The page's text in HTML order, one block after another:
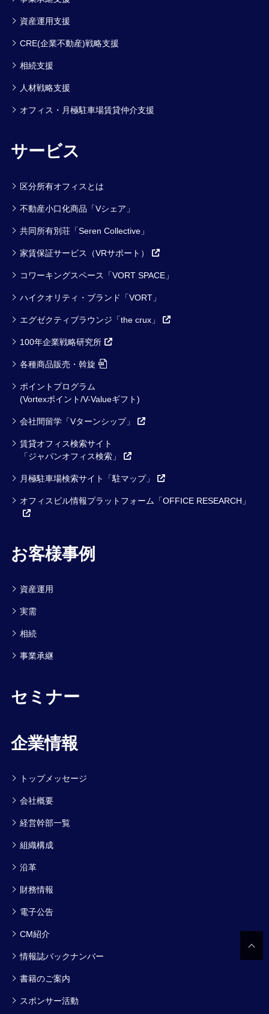
資産運用支援
CRE(企業不動産)戦略支援
相続支援
人材戦略支援
オフィス・月極駐車場賃貸仲介支援
サービス
区分所有オフィスとは
不動産小口化商品「Vシェア」
共同所有別荘「Seren Collective」
家賃保証サービス（VRサポート）
コワーキングスペース「VORT SPACE」
ハイクオリティ・ブランド「VORT」
エグゼクティブラウンジ「the crux」
100年企業戦略研究所
各種商品販売・斡旋
ポイントプログラム
(Vortexポイント/V-Valueギフト)
会社間留学「Vターンシップ」
賃貸オフィス検索サイト
「ジャパンオフィス検索」
月極駐車場検索サイト「駐マップ」
オフィスビル情報プラットフォーム「OFFICE RESEARCH」
お客様事例
資産運用
実需
相続
事業承継
セミナー
企業情報
トップメッセージ
会社概要
経営幹部一覧
組織構成
沿革
財務情報
電子公告
CM紹介
情報誌バックナンバー
書籍のご案内
スポンサー活動